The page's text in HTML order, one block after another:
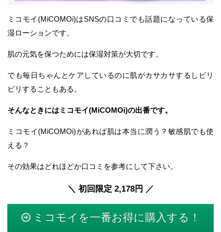
ミコモイ(MiCOMOi)はSNSの口コミでも話題になっている保
湿ローションです。
肌の元気を保つためには保湿対策が大切です。
でも毎日ちゃんとケアしているのに肌がカサカサするしピリ
ピリすることもある。
そんなときにはミコモイ(MiCOMOi)の出番です。
ミコモイ(MiCOMOi)があれば肌は本当に潤う？敏感肌でも使
える？
その効果はどれほどか口コミを参考にして下さい。
＼ 初回限定 2,178円 ／
ミコモイを一番お得に購入する！